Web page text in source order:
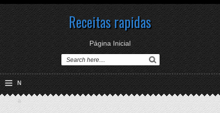
Receitas rapidas
Página Inicial
≡ N
a